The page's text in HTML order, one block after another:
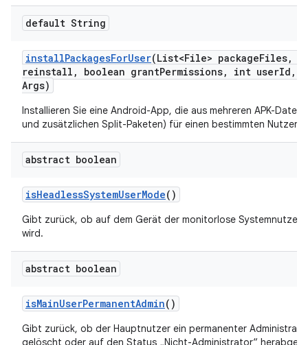
default String
installPackagesForUser(List<File> packageFiles,
reinstall , boolean grantPermissions, int userId ,
Args)
Installieren Sie eine Android-App, die aus mehreren APK-
und zusätzlichen Split-Paketen) für einen bestimmten Nutzer
abstract boolean
isHeadlessSystemUserMode()
Gibt zurück, ob auf dem Gerät der monitorlose
wird.
abstract boolean
isMainUserPermanentAdmin()
Gibt zurück, ob der Hauptnutzer ein permanenter
gelöscht oder auf den Status „Nicht-Administrator“